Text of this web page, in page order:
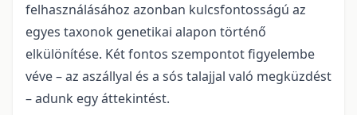
felhasználásához azonban kulcsfontosságú az
egyes taxonok genetikai alapon történő
elkülönítése. Két fontos szempontot figyelembe
véve – az aszállyal és a sós talajjal való megküzdést
– adunk egy áttekintést.